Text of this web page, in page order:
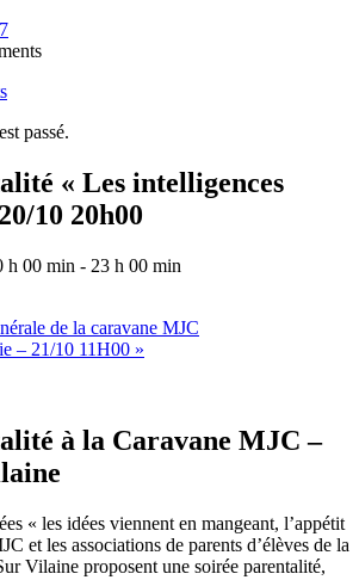
passé.
« Les intelligences
10 20h00
h 00 min - 23 h 00 min
de la caravane MJC
– 21/10 11H00 »
à la Caravane MJC –
« les idées viennent en mangeant, l’appétit
et les associations de parents d’élèves de la
Vilaine proposent une soirée parentalité,